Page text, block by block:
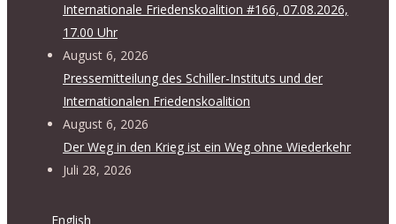
Internationale Friedenskoalition #166, 07.08.2026,
17.00 Uhr
August 6, 2026
Pressemitteilung des Schiller-Instituts und der
Internationalen Friedenskoalition
August 6, 2026
Der Weg in den Krieg ist ein Weg ohne Wiederkehr
Juli 28, 2026
English